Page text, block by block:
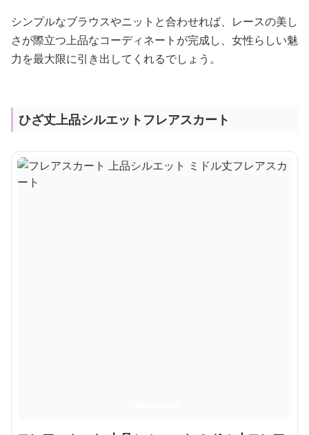
シンプルなブラウスやニットと合わせれば、レースの美し
さが際立つ上品なコーディネートが完成し、女性らしい魅
力を最大限に引き出してくれるでしょう。
ひざ丈上品シルエットフレアスカート